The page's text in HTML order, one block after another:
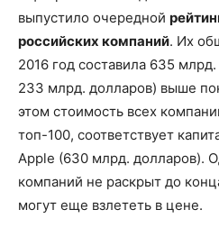
выпустило очередной
российских компаний. Их
2016 год составила 635
233 млрд. долларов) выше
этом стоимость всех
топ-100, соответствует
Apple (630 млрд. долларов).
компаний не раскрыт до
могут еще взлететь в цене.